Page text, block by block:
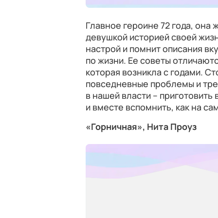
Главное героине 72 года,
девушкой историей своей
настрой и помнит описания
по жизни. Ее советы
которая возникла с годами.
повседневные проблемы и
в нашей власти –
и вместе вспомнить, как на
«Горничная», Нита Проуз